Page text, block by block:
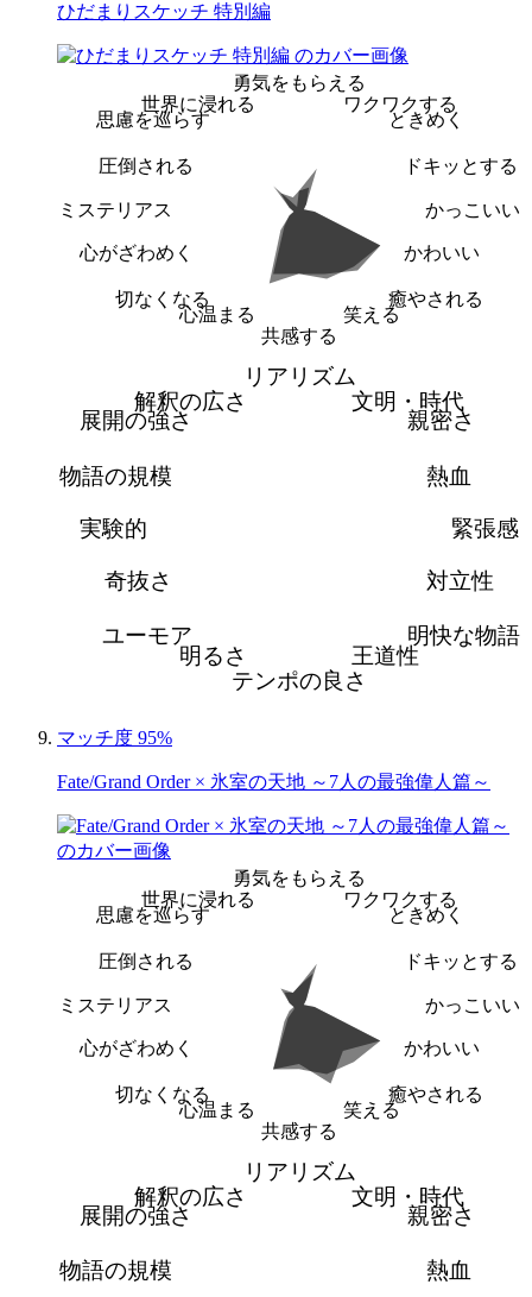
ひだまりスケッチ 特別編
勇気をもらえる
ワクワクする
ときめく
ドキッとする
かっこいい
かわいい
癒やされる
笑える
共感する
心温まる
切なくなる
心がざわめく
ミステリアス
圧倒される
思慮を巡らす
世界に浸れる
リアリズム
文明・時代
親密さ
熱血
緊張感
対立性
明快な物語
王道性
テンポの良さ
明るさ
ユーモア
奇抜さ
実験的
物語の規模
展開の強さ
解釈の広さ
マッチ度 95%
Fate/Grand Order × 氷室の天地 ～7人の最強偉人篇～
勇気をもらえる
ワクワクする
ときめく
ドキッとする
かっこいい
かわいい
癒やされる
笑える
共感する
心温まる
切なくなる
心がざわめく
ミステリアス
圧倒される
思慮を巡らす
世界に浸れる
リアリズム
文明・時代
親密さ
熱血
物語の規模
展開の強さ
解釈の広さ